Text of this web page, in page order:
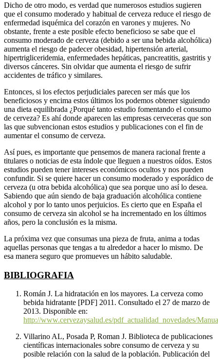
Dicho de otro modo, es verdad que numerosos estudios sugieren
que el consumo moderado y habitual de cerveza reduce el riesgo de
enfermedad isquémica del corazón en varones y mujeres. No
obstante, frente a este posible efecto beneficioso se sabe que el
consumo moderado de cerveza (debido a ser una bebida alcohólica)
aumenta el riesgo de padecer obesidad, hipertensión arterial,
hipertrigliceridemia, enfermedades hepáticas, pancreatitis, gastritis y
diversos cánceres. Sin olvidar que aumenta el riesgo de sufrir
accidentes de tráfico y similares.
Entonces, si los efectos perjudiciales parecen ser más que los
beneficiosos y encima estos últimos los podemos obtener siguiendo
una dieta equilibrada ¿Porqué tanto estudio fomentando el consumo
de cerveza? Es ahí donde aparecen las empresas cerveceras que son
las que subvencionan estos estudios y publicaciones con el fin de
aumentar el consumo de cerveza.
Así pues, es importante que pensemos de manera racional frente a
titulares o noticias de esta índole que lleguen a nuestros oídos. Estos
estudios pueden tener intereses económicos ocultos y nos pueden
confundir. Si se quiere hacer un consumo moderado y esporádico de
cerveza (u otra bebida alcohólica) que sea porque uno así lo desea.
Sabiendo que aún siendo de baja graduación alcohólica contiene
alcohol y por lo tanto unos perjuicios. Es cierto que en España el
consumo de cerveza sin alcohol se ha incrementado en los últimos
años, pero la conclusión es la misma.
La próxima vez que consumas una pieza de fruta, anima a todas
aquellas personas que tengas a tu alrededor a hacer lo mismo. De
esa manera seguro que promueves un hábito saludable.
BIBLIOGRAFIA
Román J. La hidratación en los mayores. La cerveza como
bebida hidratante [PDF] 2011. Consultado el 27 de marzo de
2013. Disponible en:
http://www.cervezaysalud.es/pdf_actualidad_novedades/
Villarino AL, Posada P, Roman J. Biblioteca de publicaciones
científicas internacionales sobre consumo de cerveza y su
posible relación con la salud de la población. Publicación del